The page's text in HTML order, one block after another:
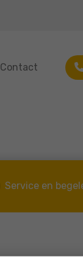
Contact
Service en